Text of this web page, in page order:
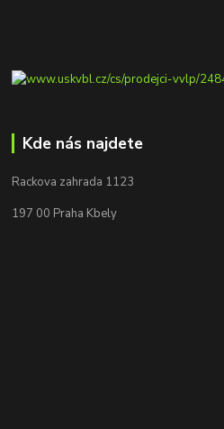
Kde nás najdete
Rackova zahrada 1123
197 00 Praha Kbely